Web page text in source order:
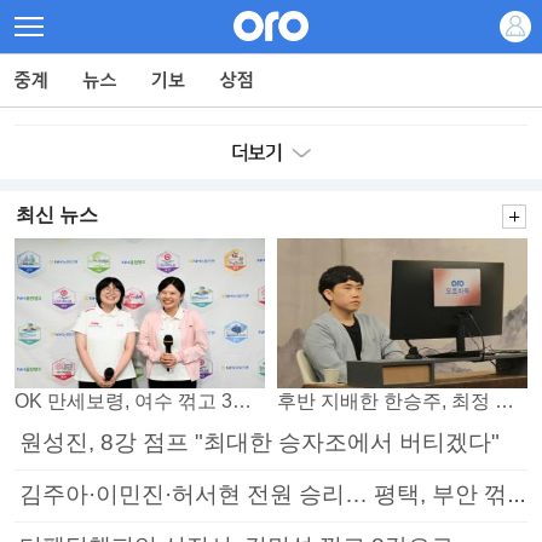
최신 뉴스
OK 만세보령, 여수 꺾고 3연패 탈출 후반 지배한 한승주, 최정 꺾고 8강 진출
원성진, 8강 점프 "최대한 승자조에서 버티겠다"
김주아·이민진·허서현 전원 승리… 평택, 부안 꺾고 5연승